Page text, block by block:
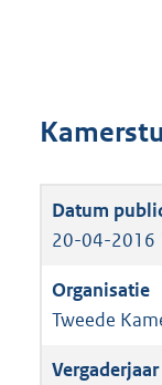
20-04-2016
Tweede